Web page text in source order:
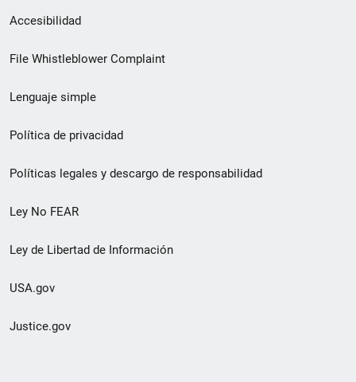
Menú
de
de
pie
de
página
Accesibilidad
File Whistleblower Complaint
Lenguaje simple
Política de privacidad
Políticas legales y descargo de responsabilidad
Ley No FEAR
Ley de Libertad de Información
USA.gov
Justice.gov